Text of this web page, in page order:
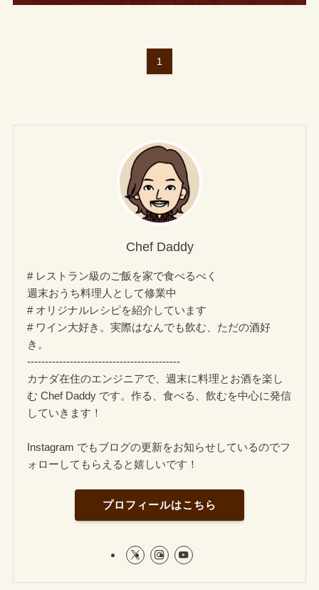
1
Chef Daddy
# レストラン級のご飯を家で食べるべく
週末おうち料理人として修業中
# オリジナルレシピを紹介しています
# ワイン大好き。実際はなんでも飲む、ただの酒好
き。
-------------------------------------------
カナダ在住のエンジニアで、週末に料理とお酒を楽し
む Chef Daddy です。作る、食べる、飲むを中心に発信
していきます！
Instagram でもブログの更新をお知らせしているのでフ
ォローしてもらえると嬉しいです！
プロフィールはこちら